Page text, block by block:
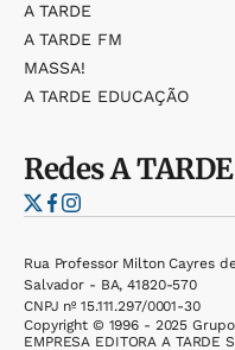
A TARDE
A TARDE FM
MASSA!
A TARDE EDUCAÇÃO
RedesA TARDE
Rua Professor Milton Cayres
Salvador - BA, 41820-570
CNPJ nº 15.111.297/0001-30
Copyright © 1996 - 2025
EMPRESA EDITORA A TARDE